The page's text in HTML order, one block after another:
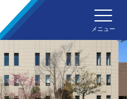
みた
メニュー